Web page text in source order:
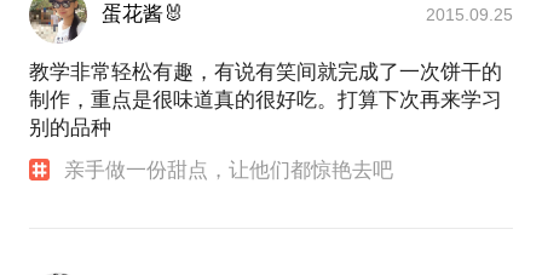
蛋花酱🐰 2015.09.25
教学非常轻松有趣，有说有笑间就完成了一次饼干的
制作，重点是很味道真的很好吃。打算下次再来学习
别的品种
亲手做一份甜点，让他们都惊艳去吧